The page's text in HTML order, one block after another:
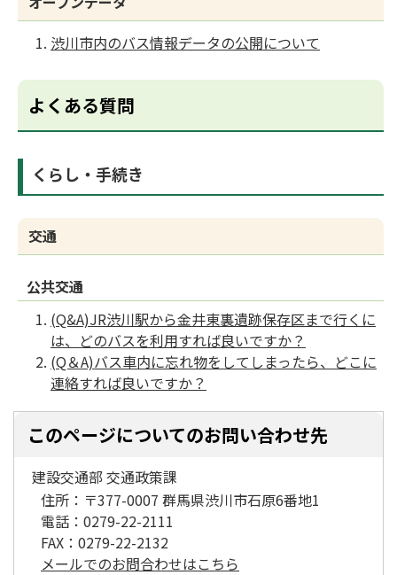
渋川市内のバス情報データの公開について
よくある質問
くらし・手続き
交通
公共交通
(Q&A)JR渋川駅から金井東裏遺跡保存区まで行くに
は、どのバスを利用すれば良いですか？
(Q＆A)バス車内に忘れ物をしてしまったら、どこに
連絡すれば良いですか？
このページについてのお問い合わせ先
建設交通部 交通政策課
住所： 〒377-0007 群馬県渋川市石原6番地1
電話： 0279-22-2111
FAX： 0279-22-2132
メールでのお問合わせはこちら